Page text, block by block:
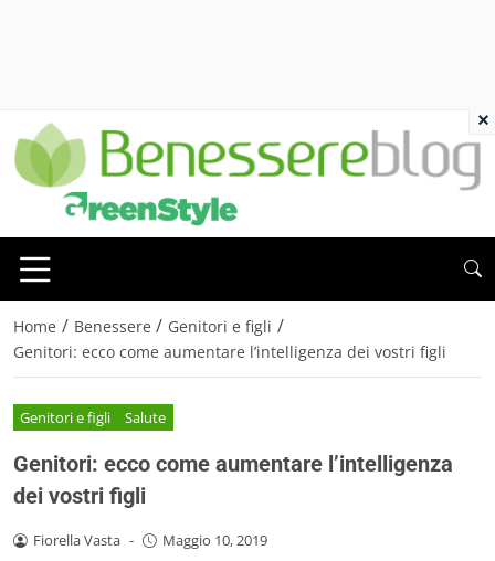
Home / Benessere / Genitori e figli /
Genitori: ecco come aumentare l’intelligenza dei vostri figli
Genitori e figli Salute
Genitori: ecco come aumentare l’intelligenza
dei vostri figli
Fiorella Vasta - Maggio 10, 2019
×